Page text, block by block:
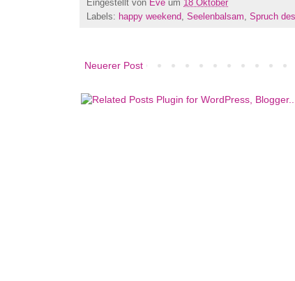
Eingestellt von Eve um 18 Oktober
Labels: happy weekend Seelenbalsam Spruch
Neuerer Post